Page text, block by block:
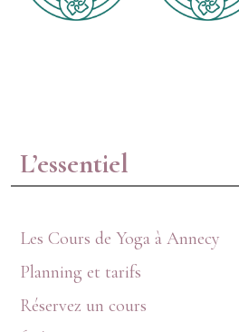
L’essentiel
Les Cours de Yoga à Annecy
Planning et tarifs
Réservez un cours